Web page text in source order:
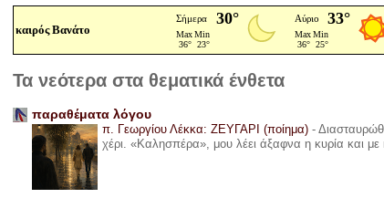
καιρός Βανάτο
Τα νεότερα στα θεματικά ένθετα
παραθέματα λόγου
π. Γεωργίου Λέκκα: ΖΕΥΓΑΡΙ (ποίημα) -
χέρι. «Καλησπέρα», μου λέει άξαφνα η κυρία και